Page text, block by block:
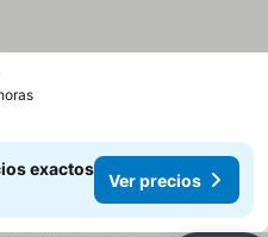
Ver precios
exactos
Ver precios